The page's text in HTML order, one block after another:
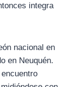
integra
nacional en
en Neuquén.